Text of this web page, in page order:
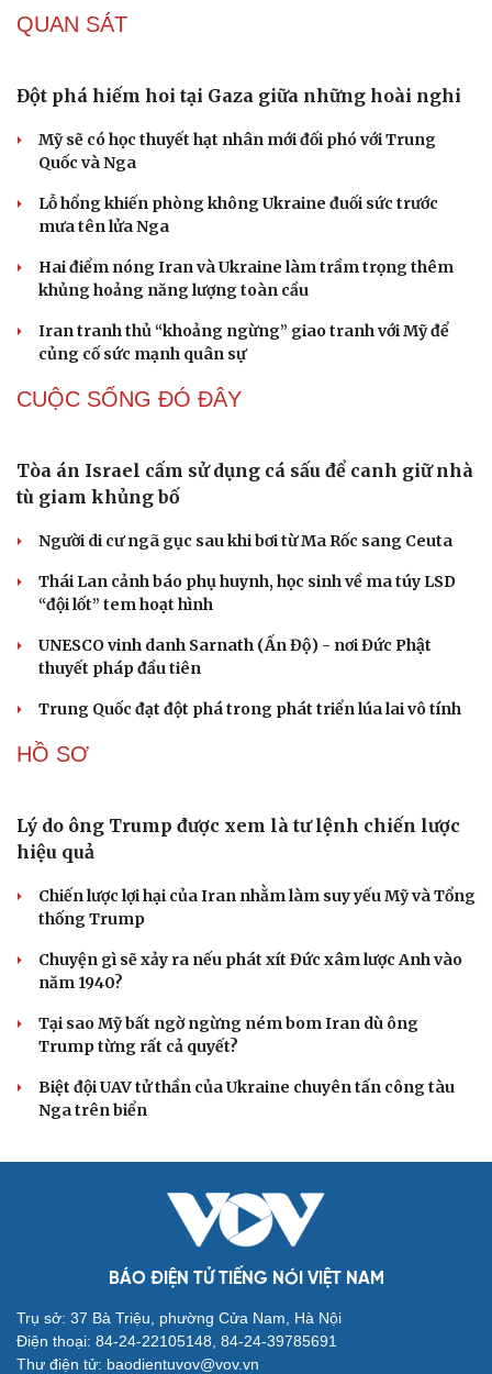
QUAN SÁT
Đột phá hiếm hoi tại Gaza giữa những hoài nghi
Mỹ sẽ có học thuyết hạt nhân mới đối phó với Trung
Quốc và Nga
Lỗ hổng khiến phòng không Ukraine đuối sức trước
mưa tên lửa Nga
Hai điểm nóng Iran và Ukraine làm trầm trọng thêm
khủng hoảng năng lượng toàn cầu
Iran tranh thủ “khoảng ngừng” giao tranh với Mỹ để
củng cố sức mạnh quân sự
CUỘC SỐNG ĐÓ ĐÂY
Tòa án Israel cấm sử dụng cá sấu để canh giữ nhà
tù giam khủng bố
Người di cư ngã gục sau khi bơi từ Ma Rốc sang Ceuta
Thái Lan cảnh báo phụ huynh, học sinh về ma túy LSD
“đội lốt” tem hoạt hình
UNESCO vinh danh Sarnath (Ấn Độ) - nơi Đức Phật
thuyết pháp đầu tiên
Trung Quốc đạt đột phá trong phát triển lúa lai vô tính
HỒ SƠ
Lý do ông Trump được xem là tư lệnh chiến lược
hiệu quả
Chiến lược lợi hại của Iran nhằm làm suy yếu Mỹ và Tổng
thống Trump
Chuyện gì sẽ xảy ra nếu phát xít Đức xâm lược Anh vào
năm 1940?
Tại sao Mỹ bất ngờ ngừng ném bom Iran dù ông
Trump từng rất cả quyết?
Biệt đội UAV tử thần của Ukraine chuyên tấn công tàu
Nga trên biển
BÁO ĐIỆN TỬ TIẾNG NÓI VIỆT NAM
Trụ sở: 37 Bà Triệu, phường Cửa Nam, Hà Nội
Điện thoại: 84-24-22105148, 84-24-39785691
Thư điện tử: baodientuvov@vov.vn